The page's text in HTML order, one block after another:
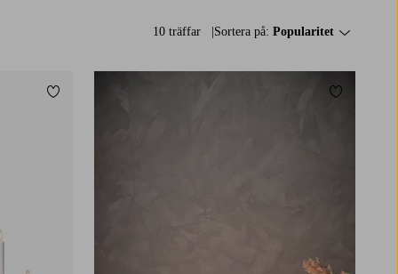
10 träffar Sortera på: Popularitet
Lägg till i favoriter Lägg till i